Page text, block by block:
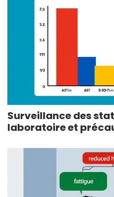
Surveillance des
laboratoire et